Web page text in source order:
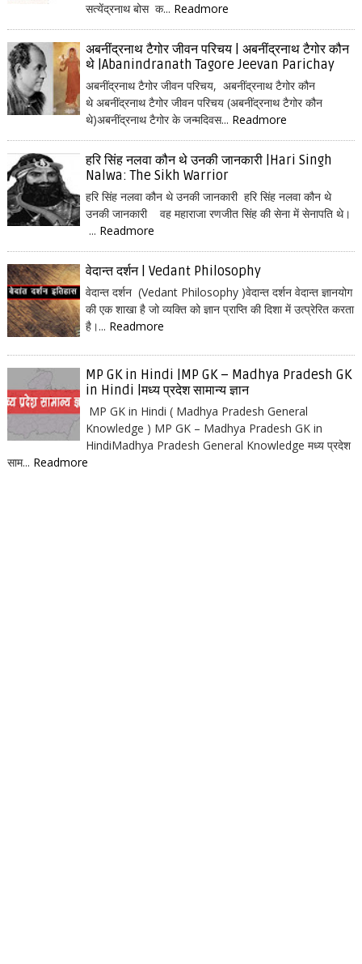
सत्येंद्रनाथ बोस क... Readmore
अबनींद्रनाथ टैगोर जीवन परिचय | अबनींद्रनाथ टैगोर कौन
थे |Abanindranath Tagore Jeevan Parichay
अबनींद्रनाथ टैगोर जीवन परिचय, अबनींद्रनाथ टैगोर कौन
थे अबनींद्रनाथ टैगोर जीवन परिचय (अबनींद्रनाथ टैगोर कौन
थे)अबनींद्रनाथ टैगोर के जन्मदिवस... Readmore
हरि सिंह नलवा कौन थे उनकी जानकारी |Hari Singh
Nalwa: The Sikh Warrior
हरि सिंह नलवा कौन थे उनकी जानकारी हरि सिंह नलवा कौन थे
उनकी जानकारी वह महाराजा रणजीत सिंह की सेना में सेनापति थे।
... Readmore
वेदान्त दर्शन | Vedant Philosophy
वेदान्त दर्शन (Vedant Philosophy )वेदान्त दर्शन वेदान्त ज्ञानयोग
की एक शाखा है जो व्यक्ति को ज्ञान प्राप्ति की दिशा में उत्प्रेरित करता
है।... Readmore
MP GK in Hindi |MP GK – Madhya Pradesh GK
in Hindi |मध्य प्रदेश सामान्य ज्ञान
MP GK in Hindi ( Madhya Pradesh General
Knowledge ) MP GK – Madhya Pradesh GK in
HindiMadhya Pradesh General Knowledge मध्य प्रदेश
साम... Readmore